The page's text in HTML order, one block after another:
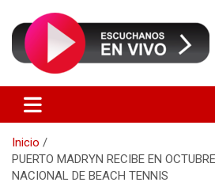
FM Patagonia
Inicio
PUERTO MADRYN RECIBE EN
NACIONAL DE BEACH TENNIS